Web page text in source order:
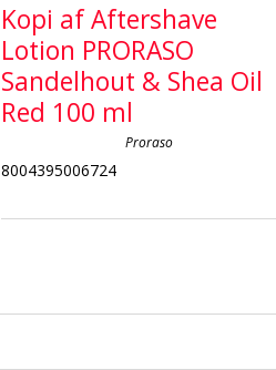
Kopi af Aftershave
Lotion PRORASO
Sandelhout & Shea Oil
Red 100 ml
Proraso
8004395006724